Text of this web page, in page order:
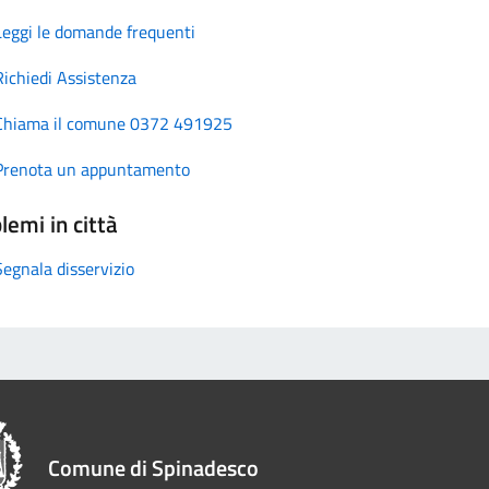
le domande frequenti
Assistenza
il comune 0372 491925
un appuntamento
in città
disservizio
Comune di Spinadesco